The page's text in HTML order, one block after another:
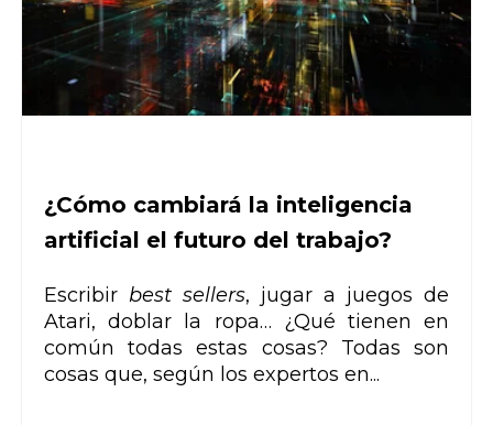
¿Cómo cambiará la inteligencia
artificial el futuro del trabajo?
Escribir best sellers, jugar a juegos de
Atari, doblar la ropa… ¿Qué tienen en
común todas estas cosas? Todas son
cosas que, según los expertos en...